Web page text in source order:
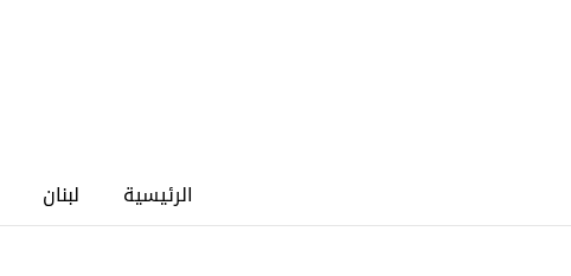
الرئيسية لبنان